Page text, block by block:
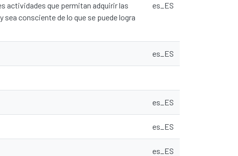
actividades que permitan adquirir las
consciente de lo que se puede logra
es_ES
es_ES
es_ES
es_ES
es_ES